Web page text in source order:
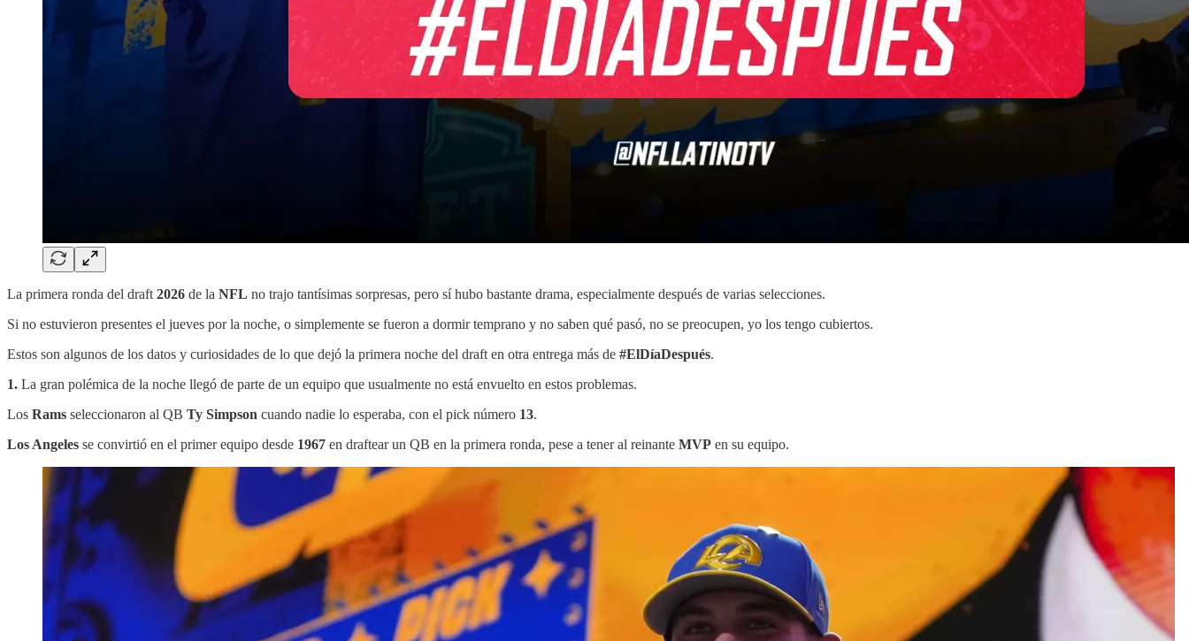
La primera ronda del draft 2026 de la NFL no trajo tantísimas sorpresas, pero sí hubo bastante drama, especialmente después de varias selecciones.
Si no estuvieron presentes el jueves por la noche, o simplemente se fueron a dormir temprano y no saben qué pasó, no se preocupen, yo los tengo cubiertos.
Estos son algunos de los datos y curiosidades de lo que dejó la primera noche del draft en otra entrega más de #ElDíaDespués.
1. La gran polémica de la noche llegó de parte de un equipo que usualmente no está envuelto en estos problemas.
Los Rams seleccionaron al QB Ty Simpson cuando nadie lo esperaba, con el pick número 13.
Los Angeles se convirtió en el primer equipo desde 1967 en draftear un QB en la primera ronda, pese a tener al reinante MVP en su equipo.